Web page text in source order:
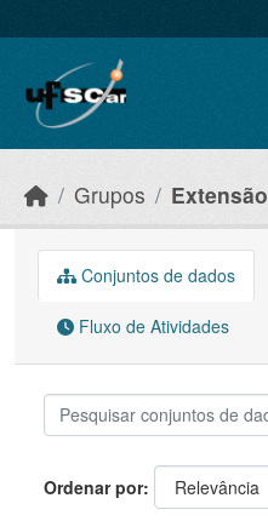
Grupos Extensão
Conjuntos de dados
Fluxo de Atividades
Ordenar por